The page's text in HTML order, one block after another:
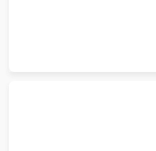
питания и
затвора и